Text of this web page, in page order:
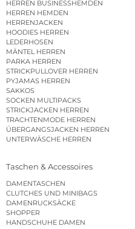
HERREN BUSINESSHEMDEN
HERREN HEMDEN
HERRENJACKEN
HOODIES HERREN
LEDERHOSEN
MÄNTEL HERREN
PARKA HERREN
STRICKPULLOVER HERREN
PYJAMAS HERREN
SAKKOS
SOCKEN MULTIPACKS
STRICKJACKEN HERREN
TRACHTENMODE HERREN
ÜBERGANGSJACKEN HERREN
UNTERWÄSCHE HERREN
Taschen & Accessoires
DAMENTASCHEN
CLUTCHES UND MINIBAGS
DAMENRUCKSÄCKE
SHOPPER
HANDSCHUHE DAMEN